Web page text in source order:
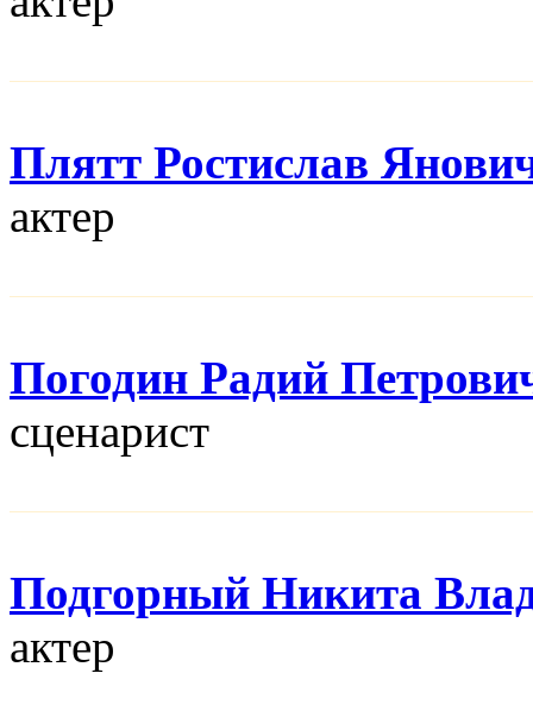
Плятт Ростислав
актер
Погодин Радий
сценарист
Подгорный Никита
актер